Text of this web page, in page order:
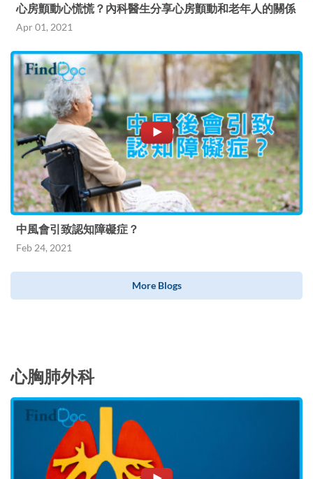
心房顫動心慌慌？內科醫生分享心房顫動和老年人的關係
Apr 01, 2021
中風會引致認知障礙症？
Feb 24, 2021
More Blogs
心胸肺外科